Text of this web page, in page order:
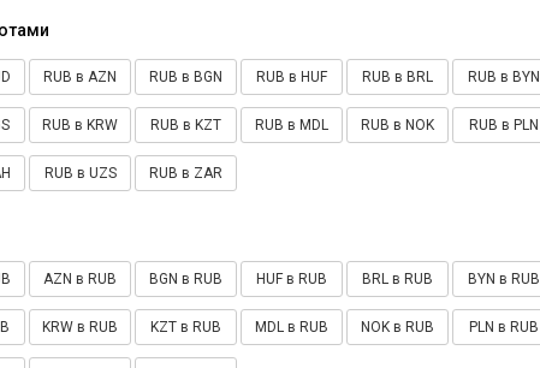
RUB в AZN RUB в BGN RUB в HUF RUB в BRL RUB в BYN
RUB в KRW RUB в KZT RUB в MDL RUB в NOK RUB в PLN
RUB в UZS RUB в ZAR
AZN в RUB BGN в RUB HUF в RUB BRL в RUB BYN в RUB
KRW в RUB KZT в RUB MDL в RUB NOK в RUB PLN в RUB